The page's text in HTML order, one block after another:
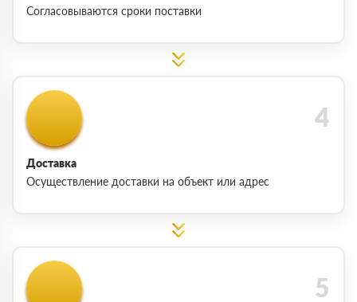
Согласовываются сроки поставки
Доставка
Осуществление доставки на объект или адрес